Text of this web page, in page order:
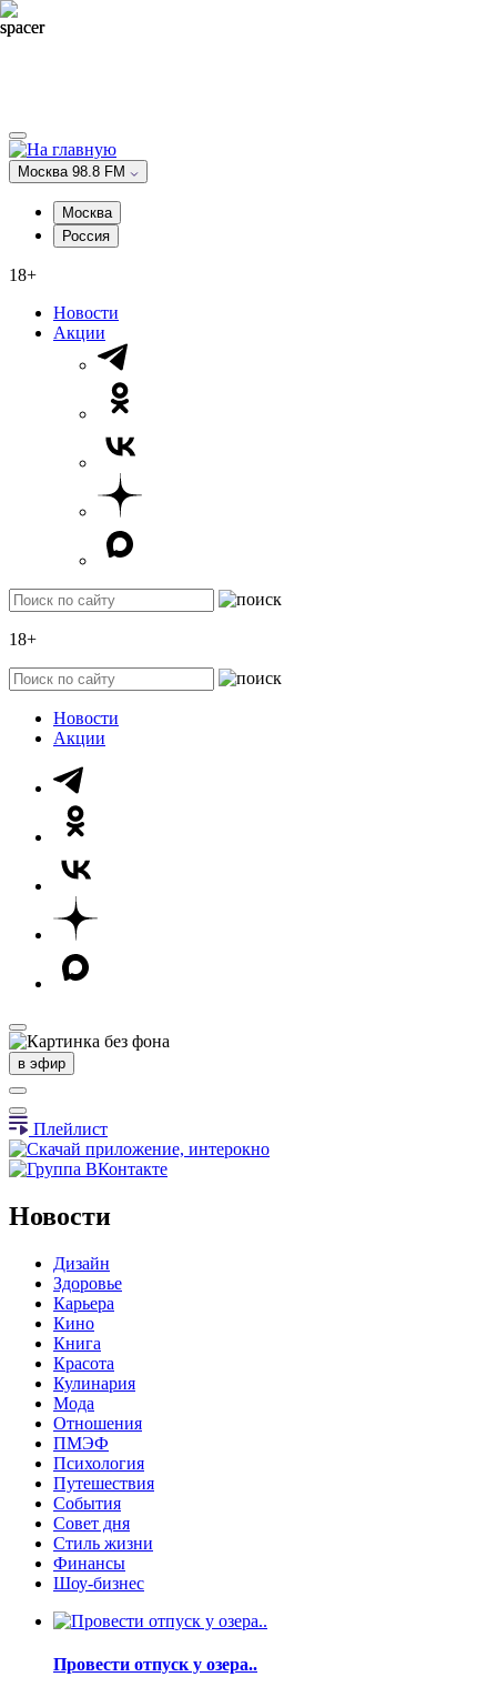
Москва 98.8 FM
Москва
Россия
18+
Новости
Акции
18+
Новости
Акции
в эфир
Плейлист
Новости
Дизайн
Здоровье
Карьера
Кино
Книга
Красота
Кулинария
Мода
Отношения
ПМЭФ
Психология
Путешествия
События
Совет дня
Стиль жизни
Финансы
Шоу-бизнес
Провести отпуск у озера..